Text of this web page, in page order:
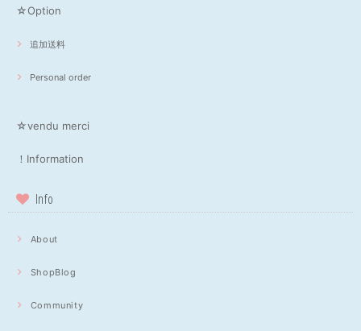
☆Option
追加送料
Personal order
☆vendu merci
！Information
Info
About
ShopBlog
Community